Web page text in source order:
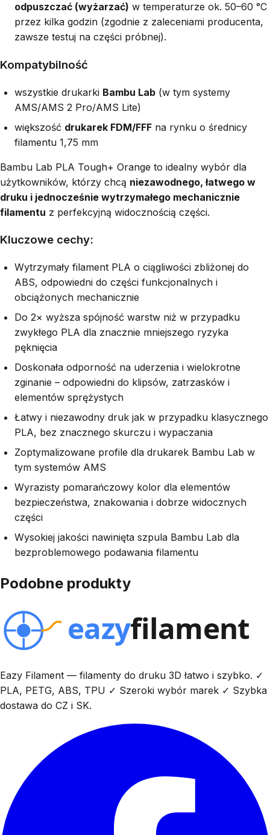
odpuszczać (wyżarzać) w temperaturze ok. 50–60 °C
przez kilka godzin (zgodnie z zaleceniami producenta,
zawsze testuj na części próbnej).
Kompatybilność
wszystkie drukarki Bambu Lab (w tym systemy
AMS/AMS 2 Pro/AMS Lite)
większość drukarek FDM/FFF na rynku o średnicy
filamentu 1,75 mm
Bambu Lab PLA Tough+ Orange to idealny wybór dla
użytkowników, którzy chcą niezawodnego, łatwego w
druku i jednocześnie wytrzymałego mechanicznie
filamentu z perfekcyjną widocznością części.
Kluczowe cechy:
Wytrzymały filament PLA o ciągliwości zbliżonej do
ABS, odpowiedni do części funkcjonalnych i
obciążonych mechanicznie
Do 2× wyższa spójność warstw niż w przypadku
zwykłego PLA dla znacznie mniejszego ryzyka
pęknięcia
Doskonała odporność na uderzenia i wielokrotne
zginanie – odpowiedni do klipsów, zatrzasków i
elementów sprężystych
Łatwy i niezawodny druk jak w przypadku klasycznego
PLA, bez znacznego skurczu i wypaczania
Zoptymalizowane profile dla drukarek Bambu Lab w
tym systemów AMS
Wyrazisty pomarańczowy kolor dla elementów
bezpieczeństwa, znakowania i dobrze widocznych
części
Wysokiej jakości nawinięta szpula Bambu Lab dla
bezproblemowego podawania filamentu
Podobne produkty
Eazy Filament — filamenty do druku 3D łatwo i szybko. ✓
PLA, PETG, ABS, TPU ✓ Szeroki wybór marek ✓ Szybka
dostawa do CZ i SK.